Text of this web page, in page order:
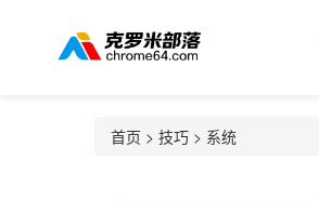
首页 > 技巧 > 系统